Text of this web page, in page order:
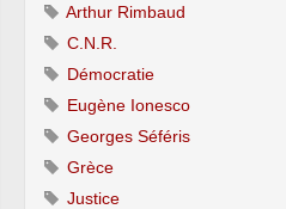
Arthur Rimbaud
C.N.R.
Démocratie
Eugène Ionesco
Georges Séféris
Grèce
Justice